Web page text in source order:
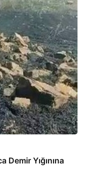
Demir Yığınına